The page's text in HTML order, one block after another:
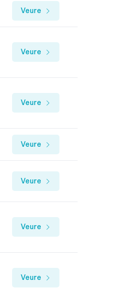
Veure
Veure
Veure
Veure
Veure
Veure
Veure